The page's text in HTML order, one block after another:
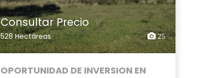
Consultar Precio
528 Hectáreas 25
OPORTUNIDAD DE INVERSION EN